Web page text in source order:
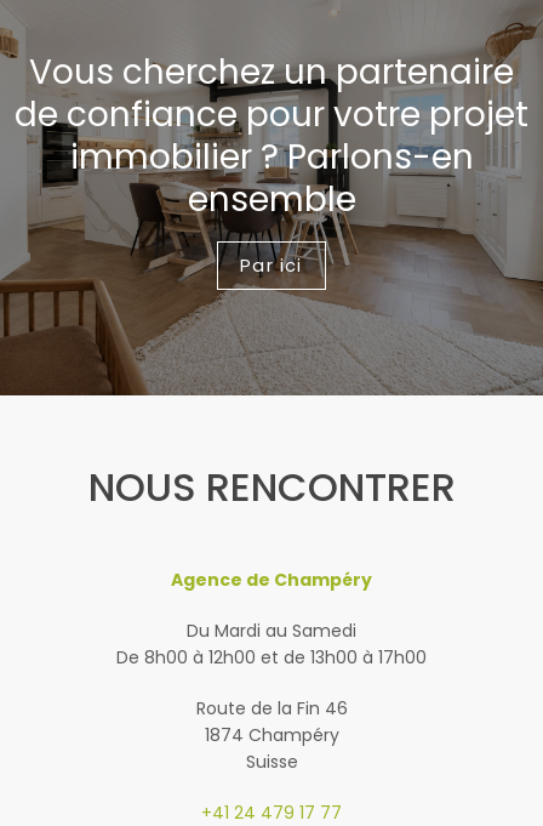
Vous cherchez un partenaire
de confiance pour votre projet
immobilier ? Parlons-en
ensemble
Par ici
NOUS RENCONTRER
Agence de Champéry
Du Mardi au Samedi
De 8h00 à 12h00 et de 13h00 à 17h00
Route de la Fin 46
1874 Champéry
Suisse
+41 24 479 17 77